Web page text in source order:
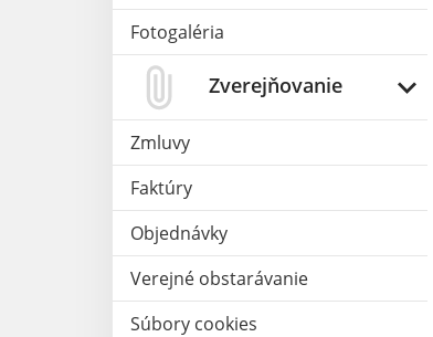
Fotogaléria
Zverejňovanie
Zmluvy
Faktúry
Objednávky
Verejné obstarávanie
Súbory cookies